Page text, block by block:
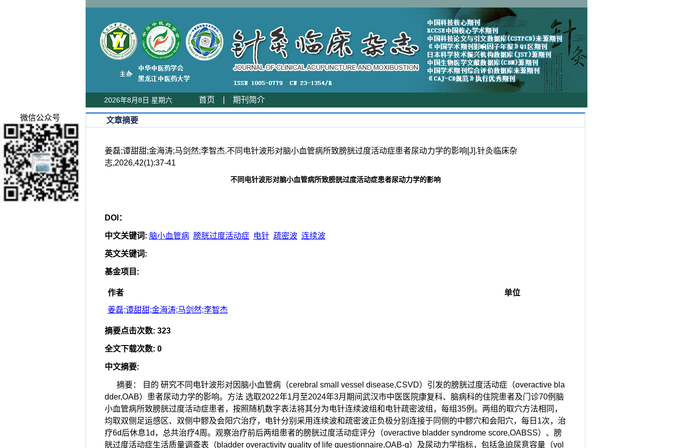
2026年8月8日 星期六 首页 期刊简介
文章摘要
姜磊;谭甜甜;金海涛;马剑然;李智杰.不同电针波形对脑小血管病所致膀胱过度活动症患者尿动力学的影响[J].针灸临床杂
志,2026,42(1):37-41
不同电针波形对脑小血管病所致膀胱过度活动症患者尿动力学的影响
DOI：
中文关键词: 脑小血管病 膀胱过度活动症 电针 疏密波 连续波
英文关键词:
基金项目 :
作者
单位
姜磊;谭甜甜;金海涛;马剑然;李智杰
摘要点击次数: 323
全文下载次数: 0
中文摘要:
摘要： 目的 研究不同电针波形对因脑小血管病（cerebral small vessel disease,CSVD）引发的膀胱过度活动症（overactive bla
dder,OAB）患者尿动力学的影响。方法 选取2022年1月至2024年3月期间武汉市中医医院康复科、脑病科的住院患者及门诊70例脑
小血管病所致膀胱过度活动症患者，按照随机数字表法将其分为电针连续波组和电针疏密波组，每组35例。两组的取穴方法相同，
均取双侧足运感区、双侧中髎及会阳穴治疗，电针分别采用连续波和疏密波正负极分别连接于同侧的中髎穴和会阳穴，每日1次，治
疗6d后休息1d，总共治疗4周。观察治疗前后两组患者的膀胱过度活动症评分（overactive bladder syndrome score,OABSS）、膀
胱过度活动症生活质量调查表（bladder overactivity quality of life questionnaire,OAB-q）及尿动力学指标，包括急迫尿意容量（vol
微信公众号